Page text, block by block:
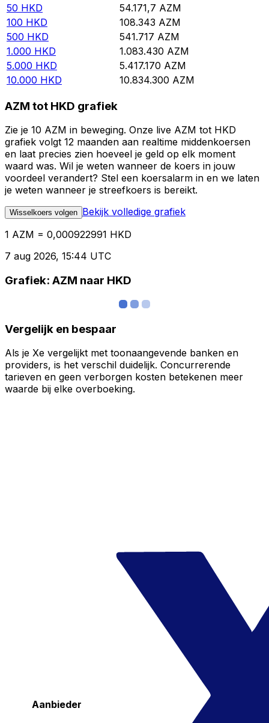
50 HKD 54.171,7 AZM
100 HKD 108.343 AZM
500 HKD 541.717 AZM
1.000 HKD 1.083.430 AZM
5.000 HKD 5.417.170 AZM
10.000 HKD 10.834.300 AZM
AZM tot HKD grafiek
Zie je 10 AZM in beweging. Onze live AZM tot HKD
grafiek volgt 12 maanden aan realtime middenkoersen
en laat precies zien hoeveel je geld op elk moment
waard was. Wil je weten wanneer de koers in jouw
voordeel verandert? Stel een koersalarm in en we laten
je weten wanneer je streefkoers is bereikt.
Wisselkoers volgen Bekijk volledige grafiek
1 AZM = 0,000922991 HKD
7 aug 2026, 15:44 UTC
Grafiek: AZM naar HKD
Vergelijk en bespaar
Als je Xe vergelijkt met toonaangevende banken en
providers, is het verschil duidelijk. Concurrerende
tarieven en geen verborgen kosten betekenen meer
waarde bij elke overboeking.
Aanbieder